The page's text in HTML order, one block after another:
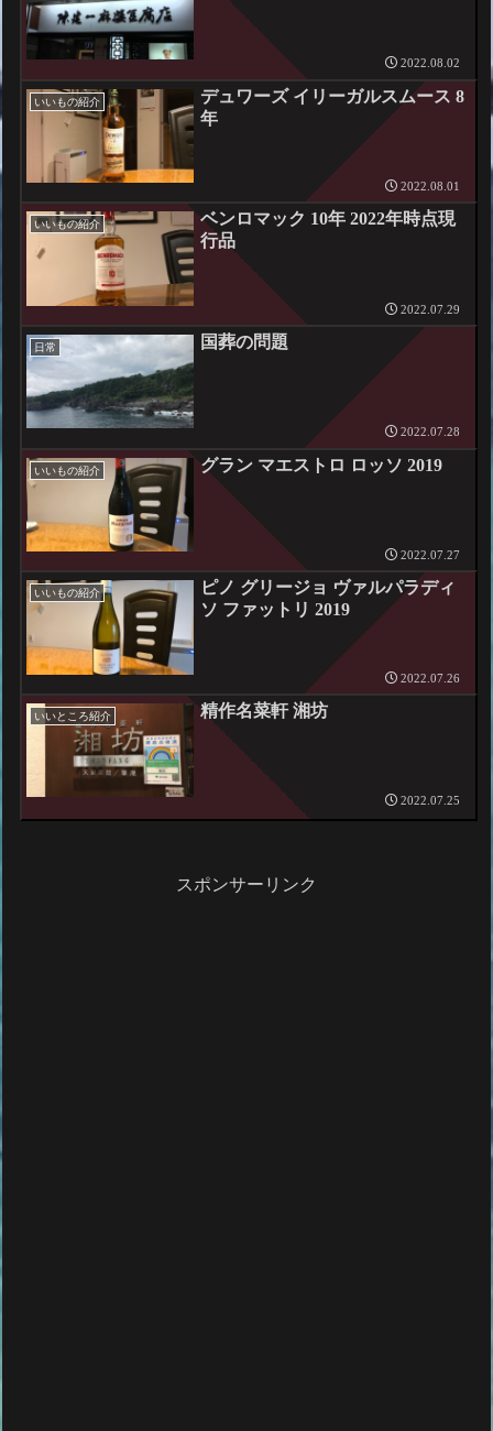
2022.08.02
いいもの紹介
デュワーズ イリーガルスムース 8
年
2022.08.01
いいもの紹介
ベンロマック 10年 2022年時点現
行品
2022.07.29
日常 国葬の問題
2022.07.28
いいもの紹介 グラン マエストロ ロッソ 2019
2022.07.27
いいもの紹介
ピノ グリージョ ヴァルパラディ
ソ ファットリ 2019
2022.07.26
いいところ紹介 精作名菜軒 湘坊
2022.07.25
スポンサーリンク